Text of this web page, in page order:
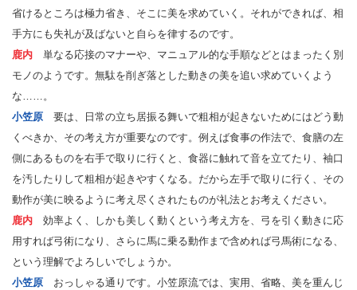
省けるところは極力省き、そこに美を求めていく。それができれば、相
手方にも失礼が及ばないと自らを律するのです。
鹿内 単なる応接のマナーや、マニュアル的な手順などとはまったく別
モノのようです。無駄を削ぎ落とした動きの美を追い求めていくよう
な……。
小笠原 要は、日常の立ち居振る舞いで粗相が起きないためにはどう動
くべきか、その考え方が重要なのです。例えば食事の作法で、食膳の左
側にあるものを右手で取りに行くと、食器に触れて音を立てたり、袖口
を汚したりして粗相が起きやすくなる。だから左手で取りに行く、その
動作が美に映るように考え尽くされたものが礼法とお考えください。
鹿内 効率よく、しかも美しく動くという考え方を、弓を引く動きに応
用すれば弓術になり、さらに馬に乗る動作まで含めれば弓馬術になる、
という理解でよろしいでしょうか。
小笠原 おっしゃる通りです。小笠原流では、実用、省略、美を重んじ